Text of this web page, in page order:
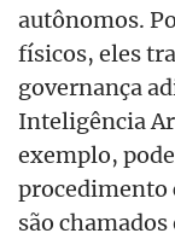
autônomos.
físicos, eles
governança
Inteligência
exemplo,
procedimento
são